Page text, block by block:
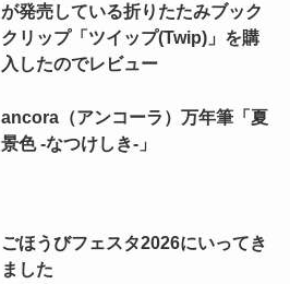
が発売している折りたたみブック
クリップ「ツイップ(Twip)」を購
入したのでレビュー
ancora（アンコーラ）万年筆「夏
景色 -なつけしき-」
ごほうびフェスタ2026にいってき
ました